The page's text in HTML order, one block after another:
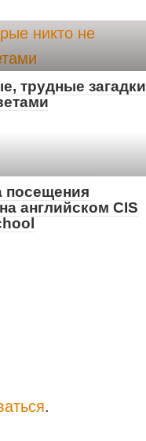
трудные загадки
посещения
английском CIS
.